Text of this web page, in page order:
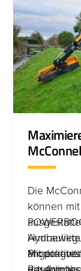
Die
können
Mit